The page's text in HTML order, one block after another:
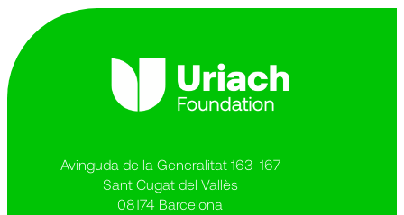
Avinguda de la Generalitat 163-167
Sant Cugat del Vallès
08174 Barcelona